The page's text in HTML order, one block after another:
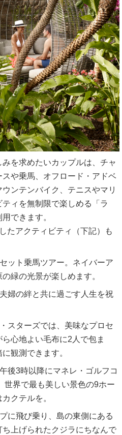
を求めたいカップルは、チャ
や乗馬、オフロード・アドベ
ンテンバイク、テニスやマリ
ィを無制限で楽しめる「ラ
できます。
たアクティビティ（下記）も
ット乗馬ツアー。ネイバーア
緑の光景が楽しめます。
婦の絆と共に過ごす人生を祝
スターズでは、美味なプロセ
心地よい毛布に2人で包ま
観測できます。
後3時以降にマネレ・ゴルフコ
世界で最も美しい景色の9ホー
クテルを。
に飛び乗り、島の東側にある
上げられたクジラにちなんで